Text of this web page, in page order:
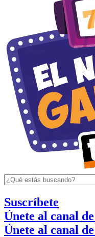
Suscríbete
Únete al canal
Únete al canal